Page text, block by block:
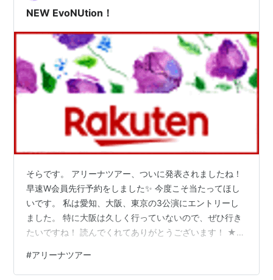
NEW EvoNUtion！
そらです。 アリーナツアー、ついに発表されましたね！
早速W会員先行予約をしました✨ 今度こそ当たってほし
いです。 私は愛知、大阪、東京の3公演にエントリーし
ました。 特に大阪は久しく行っていないので、ぜひ行き
たいですね！ 読んでくれてありがとうございます！ ★
TV番組・ライブTV・スポーツをチェック！ 【Amazon
Prime Video】
#アリーナツアー